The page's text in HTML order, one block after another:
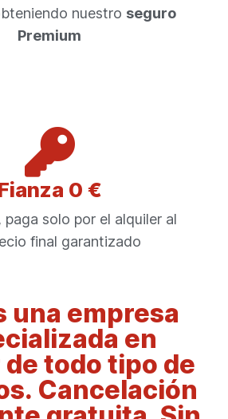
nuestro seguro
Premium
0 €
paga solo por el alquiler al
final garantizado
una empresa
en
todo tipo de
Cancelación